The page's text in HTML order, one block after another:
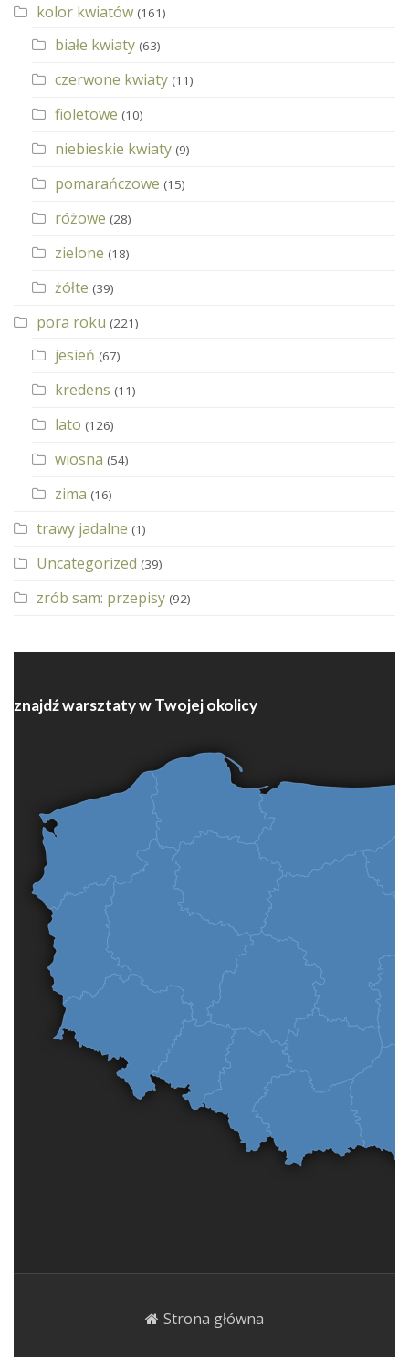
kolor kwiatów (161)
białe kwiaty (63)
czerwone kwiaty (11)
fioletowe (10)
niebieskie kwiaty (9)
pomarańczowe (15)
różowe (28)
zielone (18)
żółte (39)
pora roku (221)
jesień (67)
kredens (11)
lato (126)
wiosna (54)
zima (16)
trawy jadalne (1)
Uncategorized (39)
zrób sam: przepisy (92)
znajdź warsztaty w Twojej okolicy
Strona główna